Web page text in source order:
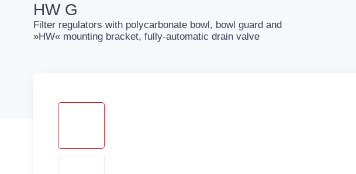
HW G
Filter regulators with polycarbonate bowl, bowl guard and
»HW« mounting bracket, fully-automatic drain valve